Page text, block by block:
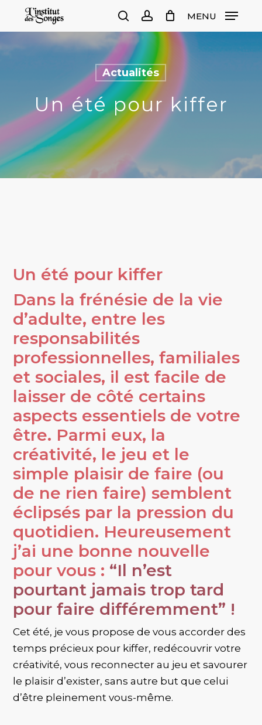
content
MENU
Cart
Cart
Actualités
Un été pour kiffer
Un été pour kiffer
Dans la frénésie de la vie
d’adulte, entre les
responsabilités
professionnelles, familiales
et sociales, il est facile de
laisser de côté certains
aspects essentiels de votre
être. Parmi eux, la
créativité, le jeu et le
simple plaisir de faire (ou
de ne rien faire) semblent
éclipsés par la pression du
quotidien. Heureusement
j’ai une bonne nouvelle
pour vous : “Il n’est
pourtant jamais trop tard
pour faire différemment” !
Cet été, je vous propose de vous accorder des
temps précieux pour kiffer, redécouvrir votre
créativité, vous reconnecter au jeu et savourer
le plaisir d’exister, sans autre but que celui
d’être pleinement vous-même.